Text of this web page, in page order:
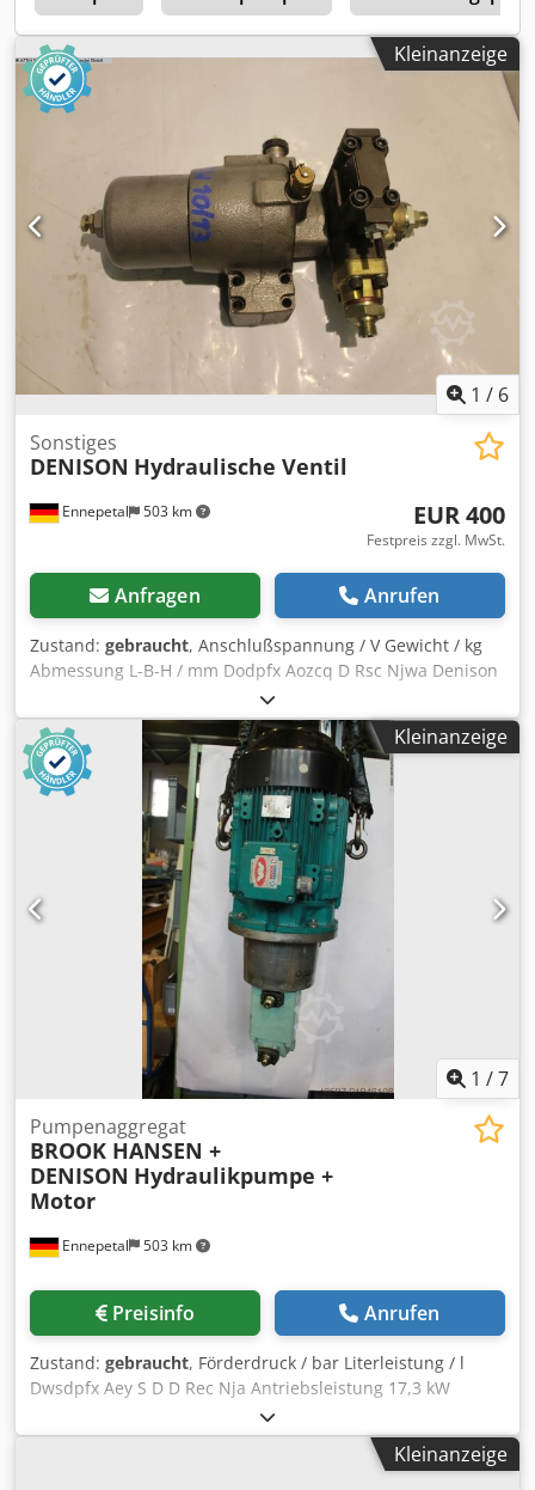
Kleinanzeige
1 / 6
Ennepetal 503 km
Sonstiges
DENISON Hydraulische Ventil
EUR 400
Festpreis zzgl. MwSt.
Anfragen Anrufen
Zustand: gebraucht, Anschlußspannung / V Gewicht / kg
Abmessung L-B-H / mm Dodpfx Aozcq D Rsc Njwa Denison
Hydraulics S26 34679 0 Hydraulikventil R5V08 511 12 A1
Kleinanzeige
1 /7
Ennepetal 503 km
Pumpenaggregat
BROOK HANSEN +
DENISON Hydraulikpumpe +
Motor
Preisinfo Anrufen
Zustand: gebraucht, Förderdruck / bar Literleistung / l
Dwsdpfx Aey S D D Rec Nja Antriebsleistung 17,3 kW
Hydraulikpumpe mit Motor Technische Daten (Motor)
Fabrikat: BROOK HANSEN Typ: WU-DA180LM-D Code:
E798926 r/min: 975 Leistung: 17,3kW Technische Daten
Kleinanzeige